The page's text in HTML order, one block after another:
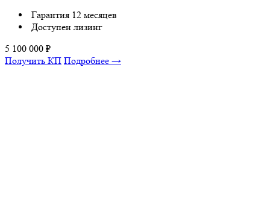
Гарантия 12 месяцев
Доступен лизинг
5 100 000 ₽
Получить КП Подробнее →